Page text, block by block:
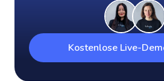
Kostenlose Live-